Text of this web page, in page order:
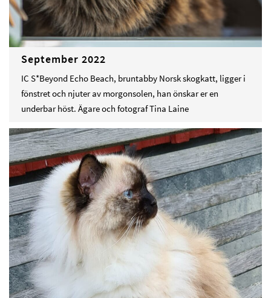
September 2022
IC S*Beyond Echo Beach, bruntabby Norsk skogkatt, ligger i
fönstret och njuter av morgonsolen, han önskar er en
underbar höst. Ägare och fotograf Tina Laine